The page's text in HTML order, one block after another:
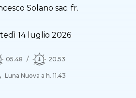
Solano sac. fr.
14 luglio 2026
05.48 20.53
Luna Nuova a h. 11.43